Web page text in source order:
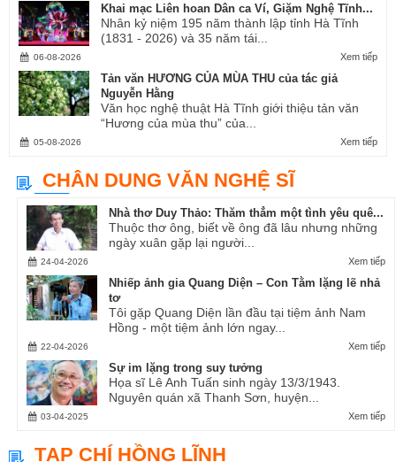
Khai mạc Liên hoan Dân ca Ví, Giặm Nghệ Tĩnh...
Nhân kỷ niệm 195 năm thành lập tỉnh Hà Tĩnh
(1831 - 2026) và 35 năm tái...
Xem tiếp
06-08-2026
Tản văn HƯƠNG CỦA MÙA THU của tác giả
Nguyễn Hằng
Văn học nghệ thuật Hà Tĩnh giới thiệu tản văn
“Hương của mùa thu” của...
Xem tiếp
05-08-2026
CHÂN DUNG VĂN NGHỆ SĨ
Nhà thơ Duy Thảo: Thăm thẳm một tình yêu quê...
Thuộc thơ ông, biết về ông đã lâu nhưng những
ngày xuân gặp lại người...
Xem tiếp
24-04-2026
Nhiếp ảnh gia Quang Diện – Con Tằm lặng lẽ nhả
tơ
Tôi gặp Quang Diện lần đầu tại tiệm ảnh Nam
Hồng - một tiệm ảnh lớn ngay...
Xem tiếp
22-04-2026
Sự im lặng trong suy tưởng
Họa sĩ Lê Anh Tuấn sinh ngày 13/3/1943.
Nguyên quán xã Thanh Sơn, huyện...
Xem tiếp
03-04-2025
TẠP CHÍ HỒNG LĨNH